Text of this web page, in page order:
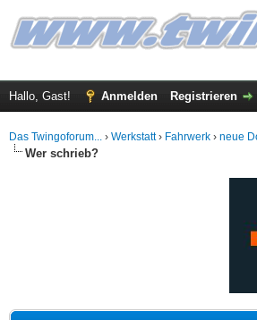
Hallo, Gast! Anmelden Registrieren
Das Twingoforum... › Werkstatt› Fahrwerk › neue
Wer schrieb?